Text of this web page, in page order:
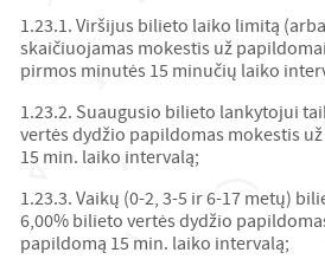
1.23.1. Viršijus bilieto laiko limitą
skaičiuojamas mokestis už
pirmos minutės 15 minučių laiko
1.23.2. Suaugusio bilieto lankytojui
vertės dydžio papildomas mokestis
15 min. laiko intervalą;
1.23.3. Vaikų (0-2, 3-5 ir 6-17 metų)
6,00% bilieto vertės dydžio
papildomą 15 min. laiko intervalą;